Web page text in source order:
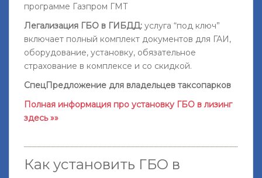
программе Газпром ГМТ
Легализация ГБО в ГИБДД: услуга “под ключ”
включает полный комплект документов для ГАИ,
оборудование, установку, обязательное
страхование в комплексе и со скидкой.
СпецПредложение для владельцев таксопарков
Полная информация про установку ГБО в лизинг
здесь »»
Как установить ГБО в